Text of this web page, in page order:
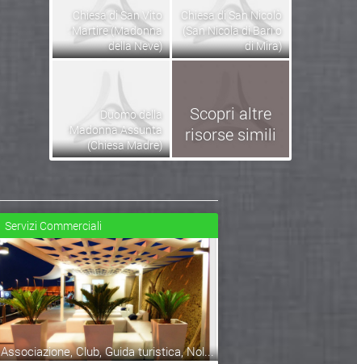
Chiesa di San Vito
Martire (Madonna
della Neve)
Chiesa di San Nicolò
(San Nicola di Bari o
di Mira)
Duomo della
Madonna Assunta
(Chiesa Madre)
Scopri altre
risorse simili
Servizi Commerciali
Associazione, Club, Guida turistica, Nol...